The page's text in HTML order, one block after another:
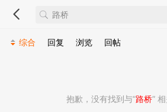
综合 回复 浏览 回帖
抱歉，没有找到与“路桥”